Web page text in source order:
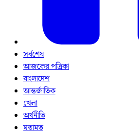
সর্বশেষ
আজকের পত্রিকা
বাংলাদেশ
আন্তর্জাতিক
খেলা
অর্থনীতি
মতামত